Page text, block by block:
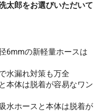
太郎をお選びいただいて
6mmの新軽量ホースは
水漏れ対策も万全
本体は脱着が容易なワン
水ホースと本体は脱着が